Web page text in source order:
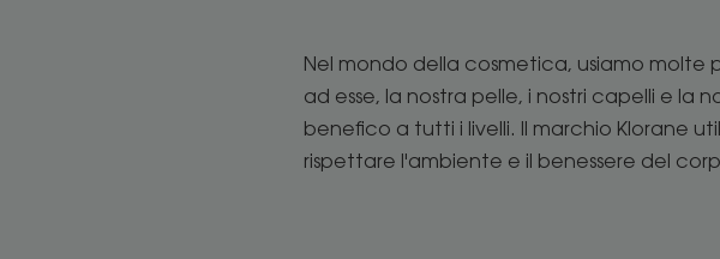
Nel mondo della cosmetica, usiamo molte
ad esse, la nostra pelle, i nostri capelli e la
benefico a tutti i livelli. Il marchio Klorane
rispettare l'ambiente e il benessere del